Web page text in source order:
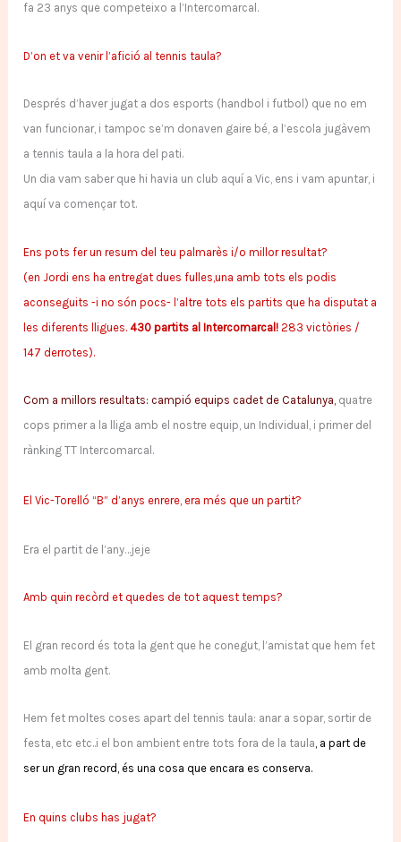
fa 23 anys que competeixo a l’Intercomarcal.
D’on et va venir l’afició al tennis taula?
Després d’haver jugat a dos esports (handbol i futbol) que no em
van funcionar, i tampoc se’m donaven gaire bé, a l’escola jugàvem
a tennis taula a la hora del pati.
Un dia vam saber que hi havia un club aquí a Vic, ens i vam apuntar, i
aquí va començar tot.
Ens pots fer un resum del teu palmarès i/o millor resultat?
(en Jordi ens ha entregat dues fulles,una amb tots els podis
aconseguits -i no són pocs- l’altre tots els partits que ha disputat a
les diferents lligues.430 partits al Intercomarcal! 283 victòries /
147 derrotes).
Com a millors resultats: campió equips cadet de Catalunya, quatre
cops primer a la lliga amb el nostre equip, un Individual, i primer del
rànking TT Intercomarcal.
El Vic-Torelló “B” d’anys enrere, era més que un partit?
Era el partit de l’any…jeje
Amb quin recòrd et quedes de tot aquest temps?
El gran record és tota la gent que he conegut, l’amistat que hem fet
amb molta gent.
Hem fet moltes coses apart del tennis taula: anar a sopar, sortir de
festa, etc etc..i el bon ambient entre tots fora de la taula, a part de
ser un gran record, és una cosa que encara es conserva.
En quins clubs has jugat?